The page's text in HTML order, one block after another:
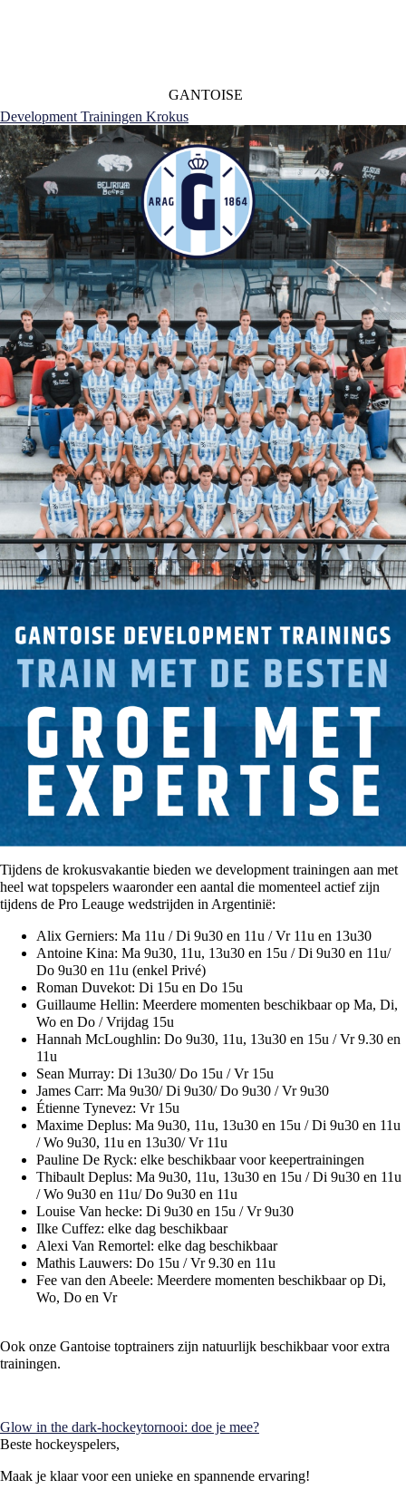
GANTOISE
Development Trainingen Krokus
Tijdens de krokusvakantie bieden we development trainingen aan met
heel wat topspelers waaronder een aantal die momenteel actief zijn
tijdens de Pro Leauge wedstrijden in Argentinië:
Alix Gerniers: Ma 11u / Di 9u30 en 11u / Vr 11u en 13u30
Antoine Kina: Ma 9u30, 11u, 13u30 en 15u / Di 9u30 en 11u/
Do 9u30 en 11u (enkel Privé)
Roman Duvekot: Di 15u en Do 15u
Guillaume Hellin: Meerdere momenten beschikbaar op Ma, Di,
Wo en Do / Vrijdag 15u
Hannah McLoughlin: Do 9u30, 11u, 13u30 en 15u / Vr 9.30 en
11u
Sean Murray: Di 13u30/ Do 15u / Vr 15u
James Carr: Ma 9u30/ Di 9u30/ Do 9u30 / Vr 9u30
Étienne Tynevez: Vr 15u
Maxime Deplus: Ma 9u30, 11u, 13u30 en 15u / Di 9u30 en 11u
/ Wo 9u30, 11u en 13u30/ Vr 11u
Pauline De Ryck: elke beschikbaar voor keepertrainingen
Thibault Deplus: Ma 9u30, 11u, 13u30 en 15u / Di 9u30 en 11u
/ Wo 9u30 en 11u/ Do 9u30 en 11u
Louise Van hecke: Di 9u30 en 15u / Vr 9u30
Ilke Cuffez: elke dag beschikbaar
Alexi Van Remortel: elke dag beschikbaar
Mathis Lauwers: Do 15u / Vr 9.30 en 11u
Fee van den Abeele: Meerdere momenten beschikbaar op Di,
Wo, Do en Vr
Ook onze Gantoise toptrainers zijn natuurlijk beschikbaar voor extra
trainingen.
Glow in the dark-hockeytornooi: doe je mee?
Beste hockeyspelers,
Maak je klaar voor een unieke en spannende ervaring!